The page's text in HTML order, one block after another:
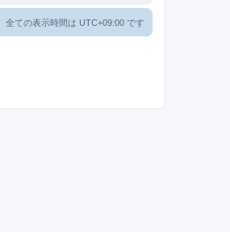
全ての表示時間は UTC+09:00 です